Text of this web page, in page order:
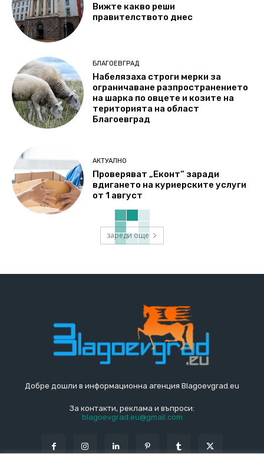
Вижте какво реши
правителството днес
БЛАГОЕВГРАД
Набелязаха строги мерки за
ограничаване разпространението
на шарка по овцете и козите на
територията на област
Благоевград
АКТУАЛНО
Проверяват „Еконт“ заради
вдигането на куриерските услуги
от 1 август
зареди още
Добре дошли в информационна агенция Blagoevgrad.eu
За контакти, реклама и въпроси:
blagoevgrad.eu@gmail.com